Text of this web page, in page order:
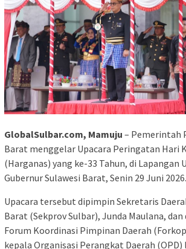
GlobalSulbar.com, Mamuju – Pemerintah
Barat menggelar Upacara Peringatan Hari
(Harganas) yang ke-33 Tahun, di Lapangan
Gubernur Sulawesi Barat, Senin 29 Juni 2026.
Upacara tersebut dipimpin Sekretaris
Barat (Sekprov Sulbar), Junda Maulana,
Forum Koordinasi Pimpinan Daerah
kepala Organisasi Perangkat Daerah